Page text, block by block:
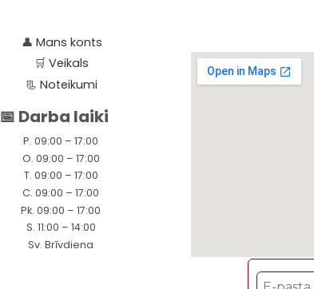
👤 Mans konts
🛒Veikals
📃Noteikumi
📅 Darba laiki
P. 09:00 – 17:00
O. 09:00 – 17:00
T. 09:00 – 17:00
C. 09:00 – 17:00
Pk. 09:00 – 17:00
S. 11:00 – 14:00
Sv. Brīvdiena